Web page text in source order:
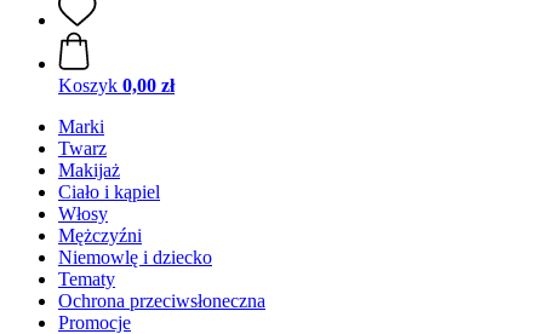
Koszyk 0,00 zł
Marki
Twarz
Makijaż
Ciało i kąpiel
Włosy
Mężczyźni
Niemowlę i dziecko
Tematy
Ochrona przeciwsłoneczna
Promocje